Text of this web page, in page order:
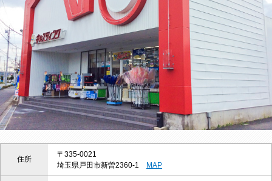
住所
〒335-0021
埼玉県戸田市新曽2360-1
MAP